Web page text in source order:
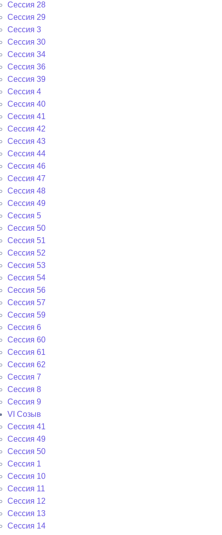
Сессия 28
Сессия 29
Сессия 3
Сессия 30
Сессия 34
Сессия 36
Сессия 39
Сессия 4
Сессия 40
Сессия 41
Сессия 42
Сессия 43
Сессия 44
Сессия 46
Сессия 47
Сессия 48
Сессия 49
Сессия 5
Сессия 50
Сессия 51
Сессия 52
Сессия 53
Сессия 54
Сессия 56
Сессия 57
Сессия 59
Сессия 6
Сессия 60
Сессия 61
Сессия 62
Сессия 7
Сессия 8
Сессия 9
VI Cозыв
Cессия 41
Cессия 49
Cессия 50
Сессия 1
Сессия 10
Сессия 11
Сессия 12
Сессия 13
Сессия 14